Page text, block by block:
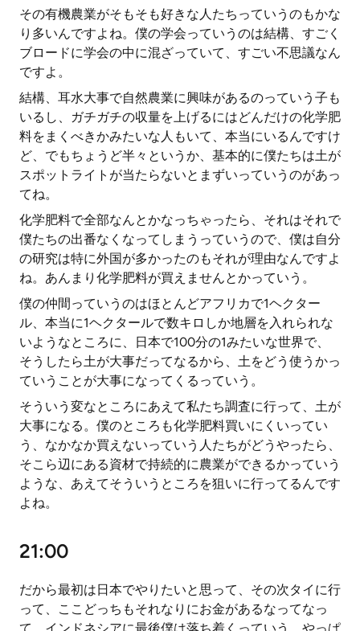
その有機農業がそもそも好きな人たちっていうのもかな
り多いんですよね。僕の学会っていうのは結構、すごく
ブロードに学会の中に混ざっていて、すごい不思議なん
ですよ。
結構、耳水大事で自然農業に興味があるのっていう子も
いるし、ガチガチの収量を上げるにはどんだけの化学肥
料をまくべきかみたいな人もいて、本当にいるんですけ
ど、でもちょうど半々というか、基本的に僕たちは土が
スポットライトが当たらないとまずいっていうのがあっ
てね。
化学肥料で全部なんとかなっちゃったら、それはそれで
僕たちの出番なくなってしまうっていうので、僕は自分
の研究は特に外国が多かったのもそれが理由なんですよ
ね。あんまり化学肥料が買えませんとかっていう。
僕の仲間っていうのはほとんどアフリカで1ヘクター
ル、本当に1ヘクタールで数キロしか地層を入れられな
いようなところに、日本で100分の1みたいな世界で、
そうしたら土が大事だってなるから、土をどう使うかっ
ていうことが大事になってくるっていう。
そういう変なところにあえて私たち調査に行って、土が
大事になる。僕のところも化学肥料買いにくいってい
う、なかなか買えないっていう人たちがどうやったら、
そこら辺にある資材で持続的に農業ができるかっていう
ような、あえてそういうところを狙いに行ってるんです
よね。
21:00
だから最初は日本でやりたいと思って、その次タイに行
って、ここどっちもそれなりにお金があるなってなっ